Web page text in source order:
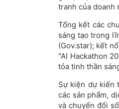
tranh của doanh
Tổng kết các
sáng tạo trong
(Gov.star); kết
"AI Hackathon
tỏa tinh thần
Sự kiện dự kiến
các sản phẩm,
và chuyển đổi